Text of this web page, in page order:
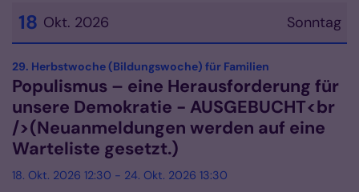
Sonntag
18 Okt. 2026
Datum: 18. Oktober 2026
29. Herbstwoche (Bildungswoche) für Familien
Populismus – eine Herausforderung für
unsere Demokratie - AUSGEBUCHT<br
/>(Neuanmeldungen werden auf eine
Warteliste gesetzt.)
18. Okt. 2026 12:30 - 24. Okt. 2026 13:30